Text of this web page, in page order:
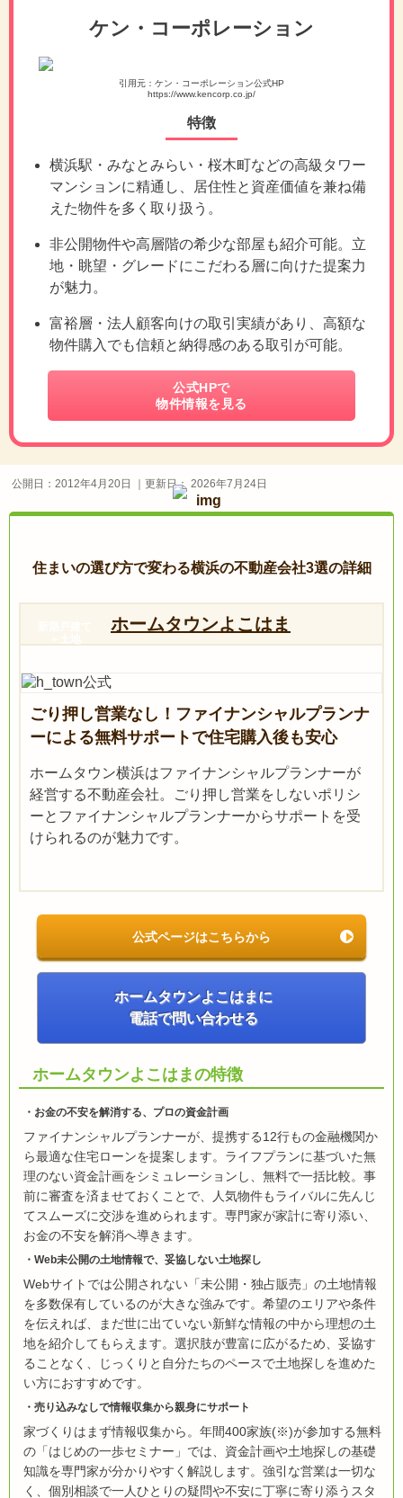
ケン・コーポレーション
引用元：ケン・コーポレーション公式HP
https://www.kencorp.co.jp/
特徴
横浜駅・みなとみらい・桜木町などの高級タワー
マンションに精通し、居住性と資産価値を兼ね備
えた物件を多く取り扱う。
非公開物件や高層階の希少な部屋も紹介可能。立
地・眺望・グレードにこだわる層に向けた提案力
が魅力。
富裕層・法人顧客向けの取引実績があり、高額な
物件購入でも信頼と納得感のある取引が可能。
公式HPで
物件情報を見る
公開日：2012年4月20日 ｜更新日：2026年7月24日
住まいの選び方で変わる横浜の不動産会社3選の詳細
ホームタウンよこはま
ごり押し営業なし！ファイナンシャルプランナ
ーによる無料サポートで住宅購入後も安心
ホームタウン横浜はファイナンシャルプランナーが
経営する不動産会社。ごり押し営業をしないポリシ
ーとファイナンシャルプランナーからサポートを受
けられるのが魅力です。
公式ページはこちらから
ホームタウンよこはまに
電話で問い合わせる
ホームタウンよこはまの特徴
お金の不安を解消する、プロの資金計画
ファイナンシャルプランナーが、提携する12行もの金融機関か
ら最適な住宅ローンを提案します。ライフプランに基づいた無
理のない資金計画をシミュレーションし、無料で一括比較。事
前に審査を済ませておくことで、人気物件もライバルに先んじ
てスムーズに交渉を進められます。専門家が家計に寄り添い、
お金の不安を解消へ導きます。
Web未公開の土地情報で、妥協しない土地探し
Webサイトでは公開されない「未公開・独占販売」の土地情報
を多数保有しているのが大きな強みです。希望のエリアや条件
を伝えれば、まだ世に出ていない新鮮な情報の中から理想の土
地を紹介してもらえます。選択肢が豊富に広がるため、妥協す
ることなく、じっくりと自分たちのペースで土地探しを進めた
い方におすすめです。
売り込みなしで情報収集から親身にサポート
家づくりはまず情報収集から。年間400家族(※)が参加する無料
の「はじめの一歩セミナー」では、資金計画や土地探しの基礎
知識を専門家が分かりやすく解説します。強引な営業は一切な
く、個別相談で一人ひとりの疑問や不安に丁寧に寄り添うスタ